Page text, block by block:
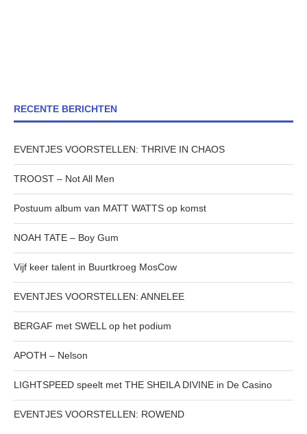
RECENTE BERICHTEN
EVENTJES VOORSTELLEN: THRIVE IN CHAOS
TROOST – Not All Men
Postuum album van MATT WATTS op komst
NOAH TATE – Boy Gum
Vijf keer talent in Buurtkroeg MosCow
EVENTJES VOORSTELLEN: ANNELEE
BERGAF met SWELL op het podium
APOTH – Nelson
LIGHTSPEED speelt met THE SHEILA DIVINE in De Casino
EVENTJES VOORSTELLEN: ROWEND